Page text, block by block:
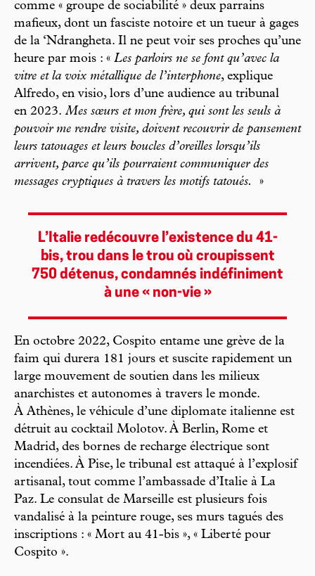
comme « groupe de sociabilité » deux parrains
mafieux, dont un fasciste notoire et un tueur à gages
de la ‘Ndrangheta. Il ne peut voir ses proches qu’une
heure par mois : « Les parloirs ne se font qu’avec la
vitre et la voix métallique de l’interphone, explique
Alfredo, en visio, lors d’une audience au tribunal
en 2023. Mes sœurs et mon frère, qui sont les seuls à
pouvoir me rendre visite, doivent recouvrir de pansement
leurs tatouages et leurs boucles d’oreilles lorsqu’ils
arrivent, parce qu’ils pourraient communiquer des
messages cryptiques à travers les motifs tatoués.
»
L’Italie redécouvre l’existence du 41-
bis, trou dans le trou où croupissent
750 détenus, condamnés indéfiniment
à une « non-vie »
En octobre 2022, Cospito entame une grève de la
faim qui durera 181 jours et suscite rapidement un
large mouvement de soutien dans les milieux
anarchistes et autonomes à travers le monde.
À Athènes, le véhicule d’une diplomate italienne est
détruit au cocktail Molotov. À Berlin, Rome et
Madrid, des bornes de recharge électrique sont
incendiées. À Pise, le tribunal est attaqué à l’explosif
artisanal, tout comme l’ambassade d’Italie à La
Paz. Le consulat de Marseille est plusieurs fois
vandalisé à la peinture rouge, ses murs tagués des
inscriptions : « Mort au 41-bis », « Liberté pour
Cospito ».